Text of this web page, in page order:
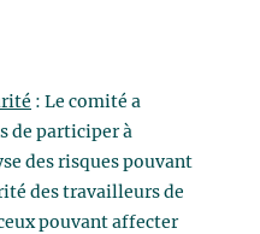
: Le comité a
de participer à
des risques pouvant
des travailleurs de
pouvant affecter